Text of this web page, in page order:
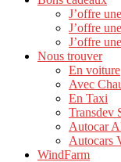
J’offre
J’offre
J’offre
Nous trouver
En voiture
Avec
En Taxi
Transdev
Autocar
Autocars
WindFarm